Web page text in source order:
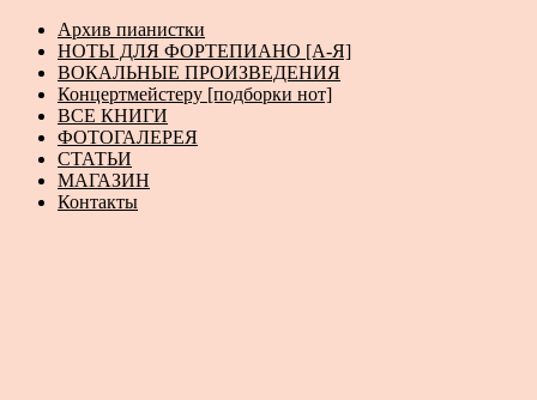
Архив пианистки
НОТЫ ДЛЯ ФОРТЕПИАНО [А-Я]
ВОКАЛЬНЫЕ ПРОИЗВЕДЕНИЯ
Концертмейстеру [подборки нот]
ВСЕ КНИГИ
ФОТОГАЛЕРЕЯ
СТАТЬИ
МАГАЗИН
Контакты